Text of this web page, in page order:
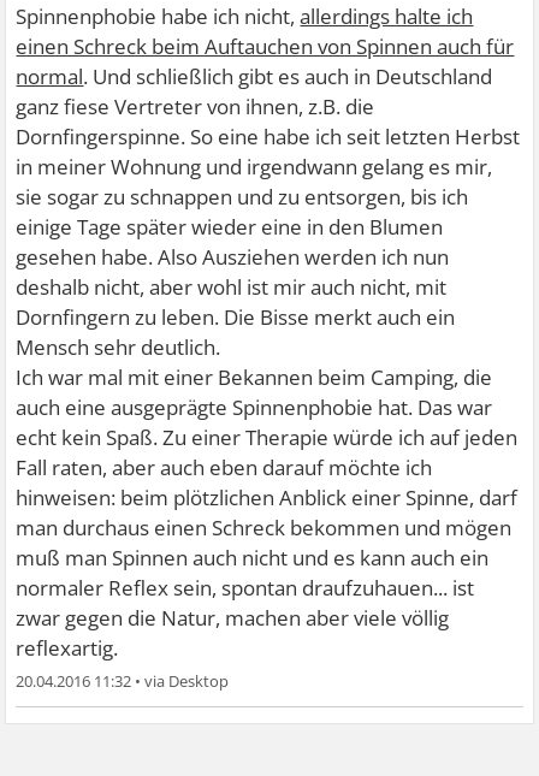
Spinnenphobie habe ich nicht,allerdings halte ich
einen Schreck beim Auftauchen von Spinnen auch für
normal. Und schließlich gibt es auch in Deutschland
ganz fiese Vertreter von ihnen, z.B. die
Dornfingerspinne. So eine habe ich seit letzten Herbst
in meiner Wohnung und irgendwann gelang es mir,
sie sogar zu schnappen und zu entsorgen, bis ich
einige Tage später wieder eine in den Blumen
gesehen habe. Also Ausziehen werden ich nun
deshalb nicht, aber wohl ist mir auch nicht, mit
Dornfingern zu leben. Die Bisse merkt auch ein
Mensch sehr deutlich.
Ich war mal mit einer Bekannen beim Camping, die
auch eine ausgeprägte Spinnenphobie hat. Das war
echt kein Spaß. Zu einer Therapie würde ich auf jeden
Fall raten, aber auch eben darauf möchte ich
hinweisen: beim plötzlichen Anblick einer Spinne, darf
man durchaus einen Schreck bekommen und mögen
muß man Spinnen auch nicht und es kann auch ein
normaler Reflex sein, spontan draufzuhauen... ist
zwar gegen die Natur, machen aber viele völlig
reflexartig.
20.04.2016 11:32 •